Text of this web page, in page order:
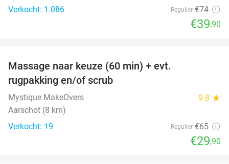
Verkocht: 1.086
Regulier €74
€39,90
Massage naar keuze (60 min) + evt.
rugpakking en/of scrub
Mystique MakeOvers 9.8 star
Aarschot (8 km)
Verkocht: 19
Regulier €65
€29,90